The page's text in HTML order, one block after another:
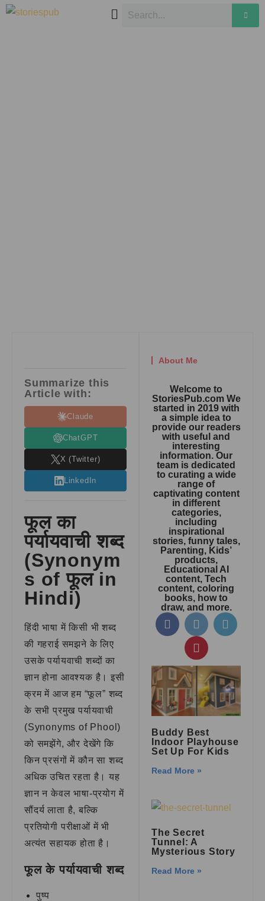
Summarize this
Article with:
Claude
ChatGPT
X (Twitter)
LinkedIn
फूल का
पर्यायवाची शब्द
(Synonym
s of फूल in
Hindi)
हिंदी भाषा में किसी भी शब्द
की गहराई समझने के लिए
उसके पर्यायवाची शब्दों का
ज्ञान होना आवश्यक है। इसी
क्रम में आज हम “फूल” शब्द
के सभी प्रमुख पर्यायवाची
(Synonyms of Phool)
को समझेंगे, और देखेंगे कि
किन प्रसंगों में कौन सा शब्द
अधिक उचित रहता है। यह
ज्ञान न केवल भाषा-प्रयोग में
सौंदर्य लाता है, बल्कि
प्रतियोगी परीक्षाओं में भी
अत्यंत सहायक होता है।
फूल के पर्यायवाची शब्द
पुष्प
About Me
Welcome to
StoriesPub.com We
started in 2019 with
a simple idea to
provide our readers
with useful and
interesting
information. Our
team is dedicated
to curating a wide
range of
captivating content
in different
categories,
including
inspirational
stories, funny tales,
Parenting, Kids’
products,
Educational AI
content, Tech
content, coloring
books, how to
draw, and more.
Buddy Best
Indoor Playhouse
Set Up For Kids
Read More »
The Secret
Tunnel: A
Mysterious Story
Read More »